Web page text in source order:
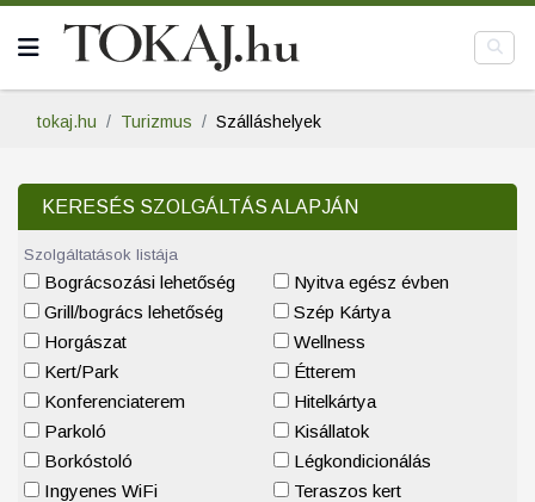
tokaj.hu Turizmus Szálláshelyek
KERESÉS SZOLGÁLTÁS ALAPJÁN
Szolgáltatások listája
Bográcsozási lehetőség
Grill/bogrács lehetőség
Horgászat
Kert/Park
Konferenciaterem
Parkoló
Borkóstoló
Ingyenes WiFi
Nyitva egész évben
Szép Kártya
Wellness
Étterem
Hitelkártya
Kisállatok
Légkondicionálás
Teraszos kert